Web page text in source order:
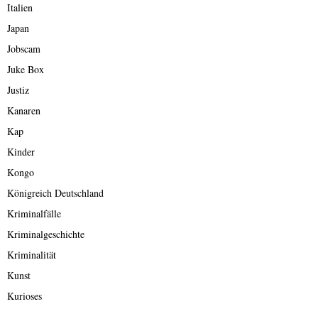
Italien
Japan
Jobscam
Juke Box
Justiz
Kanaren
Kap
Kinder
Kongo
Königreich Deutschland
Kriminalfälle
Kriminalgeschichte
Kriminalität
Kunst
Kurioses